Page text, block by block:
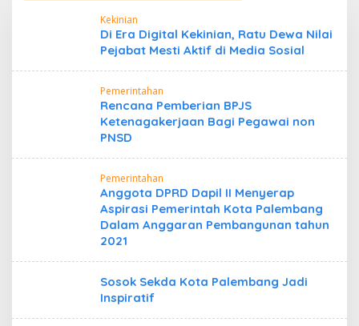
Kekinian
Di Era Digital Kekinian, Ratu Dewa Nilai
Pejabat Mesti Aktif di Media Sosial
Pemerintahan
Rencana Pemberian BPJS
Ketenagakerjaan Bagi Pegawai non
PNSD
Pemerintahan
Anggota DPRD Dapil II Menyerap
Aspirasi Pemerintah Kota Palembang
Dalam Anggaran Pembangunan tahun
2021
Sosok Sekda Kota Palembang Jadi
Inspiratif